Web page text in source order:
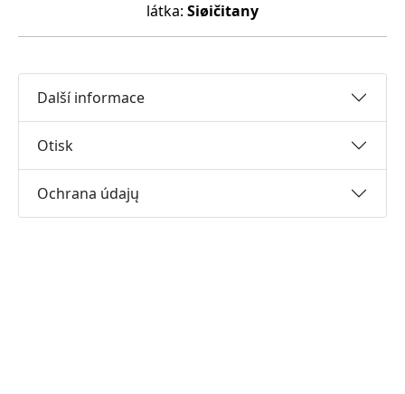
látka: Siøičitany
Další informace
Otisk
Ochrana údajų